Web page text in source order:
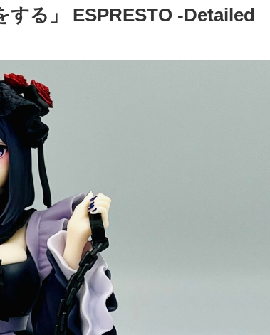
る」 ESPRESTO -Detailed